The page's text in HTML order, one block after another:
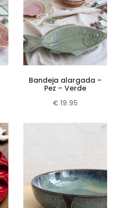
Bandeja alargada –
Pez – Verde
€ 19.95